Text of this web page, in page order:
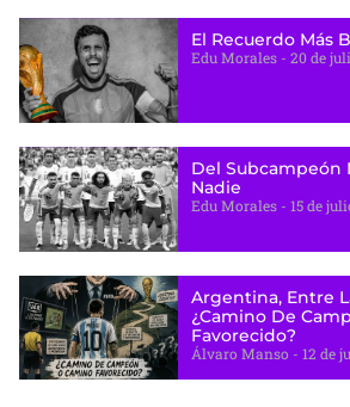
El Recuerdo Más
Edu Morales 20 de
Del Subcampeón
Nadie
Edu Morales 15 de
Argentina, Entre
¿camino De
Favorecido?
Álvaro Manso 12 de